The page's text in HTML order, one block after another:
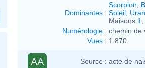
Dominantes :
Scorpion
Soleil
Maisons 1
Numérologie : chemin de
Vues : 1 870
AA Source : acte de